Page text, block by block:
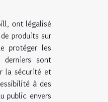
ont légalisé
produits sur
protéger les
derniers sont
la sécurité et
à des
public envers